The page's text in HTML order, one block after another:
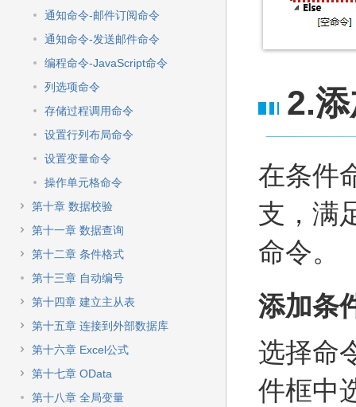
通知命令-邮件订阅命令
通知命令-发送邮件命令
编程命令-JavaScript命令
列选项命令
存储过程调用命令
设置行列布局命令
设置变量命令
操作单元格命令
第十章 数据校验
第十一章 数据查询
第十二章 条件格式
第十三章 自动编号
第十四章 建立主从表
第十五章 连接到外部数据库
第十六章 Excel公式
第十七章 OData
第十八章 全局变量
2.
在条件
支，满
命令。
添加条
选择命
件框中